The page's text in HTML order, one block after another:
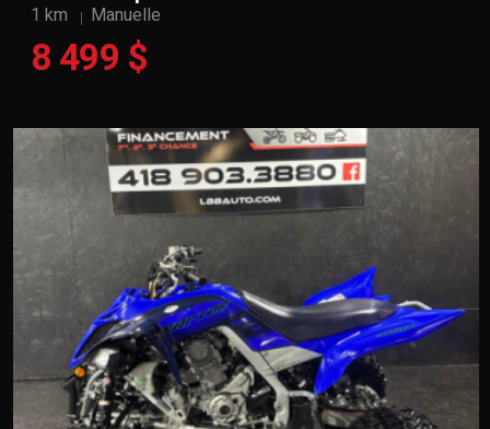
1 km Manuelle
8 499 $